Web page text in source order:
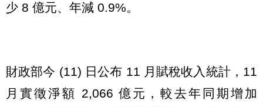
少 8 億元、年減 0.9%。
財政部今 (11) 日公布 11 月賦稅收入統計，11
月實徵淨額 2,066 億元，較去年同期增加